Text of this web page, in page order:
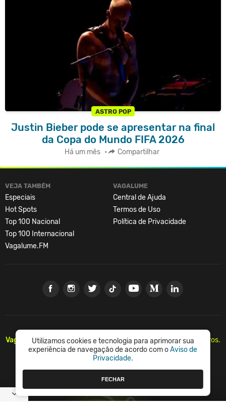
ASTRO POP
Justin Bieber pode se apresentar na final
da Copa do Mundo FIFA 2026
Há um mês • Compartilhar
VEJA TAMBÉM
Especiais
Hot Spots
Top 100 Nacional
Top 100 Internacional
Vagalume.FM
VAGALUME
Central de Ajuda
Termos de Uso
Política de Privacidade
Vagalume.Há mais de 20 anos, levando música para os brasileiros.
🇧🇷
Utilizamos cookies e tecnologia para aprimorar sua
experiência de navegação de acordo com oAviso de
Privacidade.
FECHAR